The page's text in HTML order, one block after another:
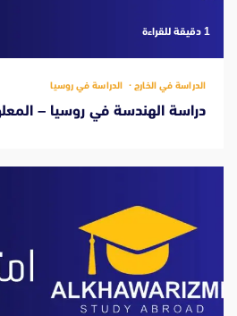
‫1 دقيقة للقراءة
الدراسة في الخارج الدراسة في روسيا
دراسة الهندسة في روسيا –